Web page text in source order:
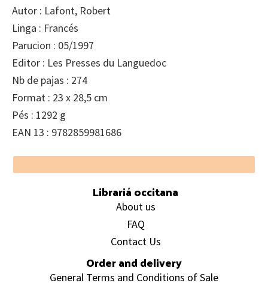
Autor : Lafont, Robert
Linga : Francés
Parucion : 05/1997
Editor : Les Presses du Languedoc
Nb de pajas : 274
Format : 23 x 28,5 cm
Pés : 1292 g
EAN 13 : 9782859981686
Footer
Librariá occitana
About us
FAQ
Contact Us
Order and delivery
General Terms and Conditions of Sale